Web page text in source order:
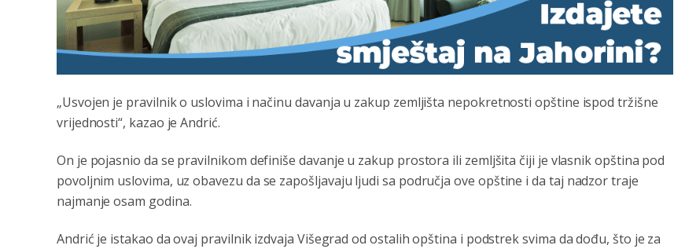
„Usvojen je pravilnik o uslovima i načinu davanja u zakup zemljišta nepokretnosti opštine ispod tržišne
vrijednosti“, kazao je Andrić.
On je pojasnio da se pravilnikom definiše davanje u zakup prostora ili zemljšita čiji je vlasnik opština pod
povoljnim uslovima, uz obavezu da se zapošljavaju ljudi sa područja ove opštine i da taj nadzor traje
najmanje osam godina.
Andrić je istakao da ovaj pravilnik izdvaja Višegrad od ostalih opština i podstrek svima da dođu, što je za